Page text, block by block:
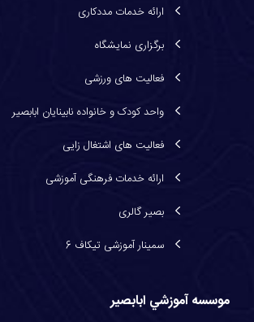
ارائه خدمات مددكاری
برگزاری نمایشگاه
فعالیت های ورزشی
واحد کودک و خانواده نابینایان ابابصیر
فعاليت های اشتغال زايی
ارائه خدمات فرهنگی آموزشی
بصیر گالری
سمینار آموزشی تیکاف 6
موسسه آموزشي ابابصير